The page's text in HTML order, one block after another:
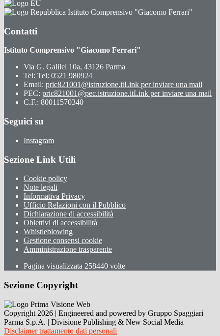
Istituto Comprensivo "Giacomo Ferrari"
Contatti
Istituto Comprensivo "Giacomo Ferrari"
Via G. Galilei 10a, 43126 Parma
Tel: Tel: 0521 980924
Email: pric821001@istruzione.itLink per inviare una mail
PEC: pric821001@pec.istruzione.itLink per inviare una mail
C.F.: 80011570340
Seguici su
Instagram
Sezione Link Utili
Cookie policy
Note legali
Informativa Privacy
Ufficio Relazioni con il Pubblico
Dichiarazione di accessibilità
Obiettivi di accessibilità
Whistleblowing
Gestione consensi cookie
Amministrazione trasparente
Pagina visualizzata 258440 volte
Sezione Copyright
Copyright 2026 | Engineered and powered by Gruppo Spaggiari
Parma S.p.A. | Divisione Publishing & New Social Media
Disclaimer trattamento dati personali